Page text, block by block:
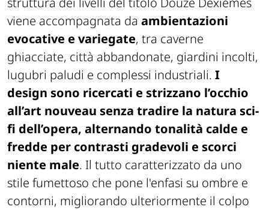
viene accompagnata da ambientazioni
evocative e variegate, tra caverne
ghiacciate, città abbandonate, giardini incolti,
lugubri paludi e complessi industriali. I
design sono ricercati e strizzano l’occhio
all’art nouveau senza tradire la natura sci-
fi dell’opera, alternando tonalità calde e
fredde per contrasti gradevoli e scorci
niente male. Il tutto caratterizzato da uno
stile fumettoso che pone l'enfasi su ombre e
contorni, migliorando ulteriormente il colpo